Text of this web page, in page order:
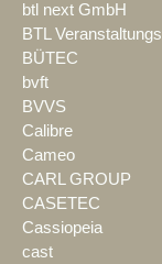
btl next GmbH
BTL
BÜTEC
bvft
BVVS
Calibre
Cameo
CARL GROUP
CASETEC
Cassiopeia
cast